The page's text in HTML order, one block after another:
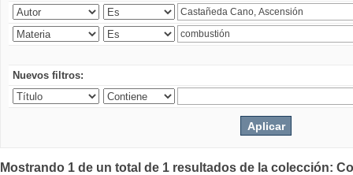
Nuevos filtros:
Mostrando 1 de un total de 1 resultados de la colección: